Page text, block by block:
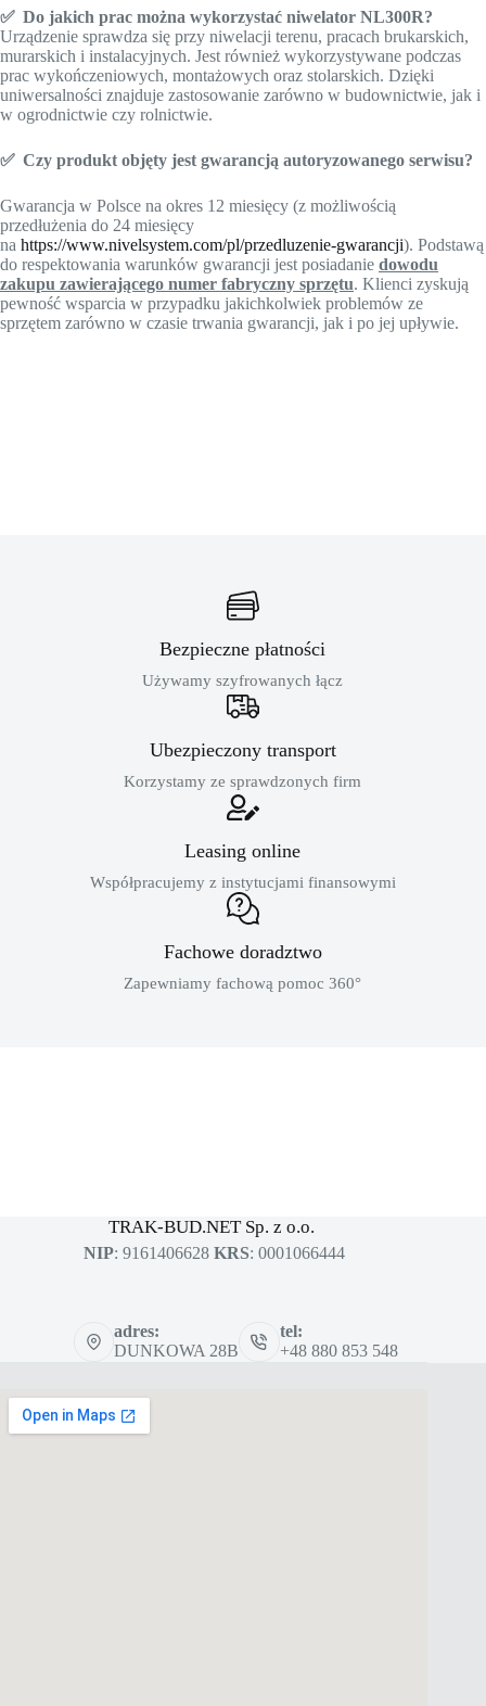
✅ Do jakich prac można wykorzystać niwelator NL300R?
Urządzenie sprawdza się przy niwelacji terenu, pracach brukarskich,
murarskich i instalacyjnych. Jest również wykorzystywane podczas
prac wykończeniowych, montażowych oraz stolarskich. Dzięki
uniwersalności znajduje zastosowanie zarówno w budownictwie, jak i
w ogrodnictwie czy rolnictwie.
✅ Czy produkt objęty jest gwarancją autoryzowanego serwisu?
Gwarancja w Polsce na okres 12 miesięcy (z możliwością
przedłużenia do 24 miesięcy
na https://www.nivelsystem.com/pl/przedluzenie-gwarancji). Podstawą
do respektowania warunków gwarancji jest posiadanie dowodu
zakupu zawierającego numer fabryczny sprzętu. Klienci zyskują
pewność wsparcia w przypadku jakichkolwiek problemów ze
sprzętem zarówno w czasie trwania gwarancji, jak i po jej upływie.
Bezpieczne płatności
Używamy szyfrowanych łącz
Ubezpieczony transport
Korzystamy ze sprawdzonych firm
Leasing online
Współpracujemy z instytucjami finansowymi
Fachowe doradztwo
Zapewniamy fachową pomoc 360°
TRAK-BUD.NET Sp. z o.o.
NIP: 9161406628 KRS: 0001066444
adres:
DUNKOWA 28B
tel:
+48 880 853 548